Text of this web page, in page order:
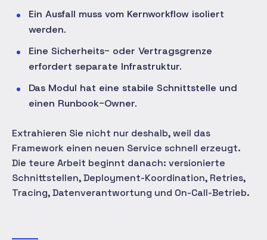
Ein Ausfall muss vom Kernworkflow isoliert
werden.
Eine Sicherheits- oder Vertragsgrenze
erfordert separate Infrastruktur.
Das Modul hat eine stabile Schnittstelle und
einen Runbook-Owner.
Extrahieren Sie nicht nur deshalb, weil das
Framework einen neuen Service schnell erzeugt.
Die teure Arbeit beginnt danach: versionierte
Schnittstellen, Deployment-Koordination, Retries,
Tracing, Datenverantwortung und On-Call-Betrieb.